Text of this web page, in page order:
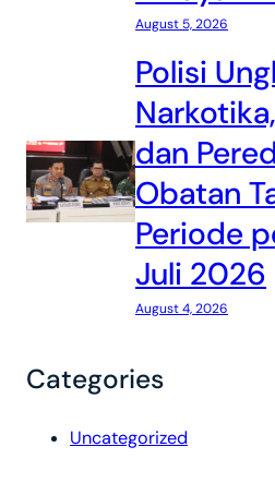
August 5, 2026
Polisi
dan
Obatan
Periode
Juli 2026
August 4, 2026
Categories
Uncategorized